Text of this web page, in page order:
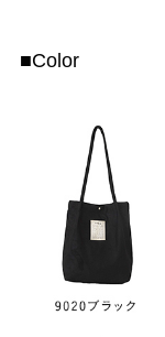
■Color